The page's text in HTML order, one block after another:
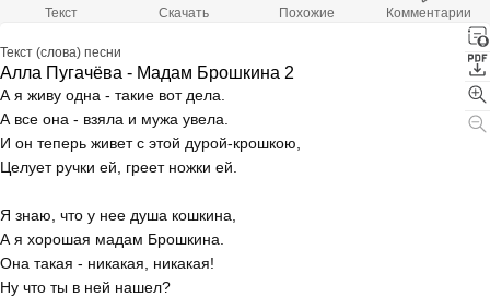
Текст Скачать Похожие Комментарии
Текст (слова) песни
Алла Пугачёва - Мадам Брошкина 2
А я живу одна - такие вот дела.
А все она - взяла и мужа увела.
И он теперь живет с этой дурой-крошкою,
Целует ручки ей, греет ножки ей.
Я знаю, что у нее душа кошкина,
А я хорошая мадам Брошкина.
Она такая - никакая, никакая!
Ну что ты в ней нашел?